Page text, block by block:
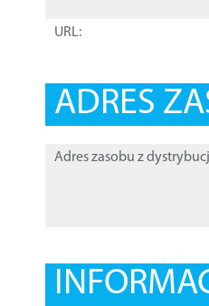
URL:
ADRES
Adres zasobu z